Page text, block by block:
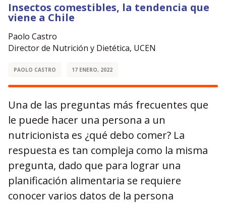
Insectos comestibles, la tendencia que
viene a Chile
Paolo Castro
Director de Nutrición y Dietética, UCEN
PAOLO CASTRO 17 ENERO, 2022
Una de las preguntas más frecuentes que
le puede hacer una persona a un
nutricionista es ¿qué debo comer? La
respuesta es tan compleja como la misma
pregunta, dado que para lograr una
planificación alimentaria se requiere
conocer varios datos de la persona